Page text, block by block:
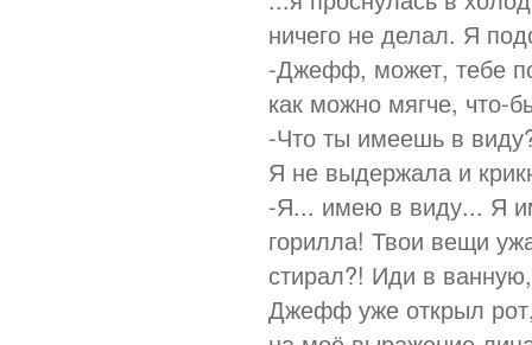
ничего не делал. Я
-Джефф, может, тебе
как можно мягче, что-
-Что ты имеешь в
Я не выдержала и
-Я... имею в виду... Я
горилла! Твои вещи
стирал?! Иди в
Джефф уже открыл рот,